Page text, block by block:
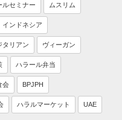
ルセミナー ムスリム
インドネシア
タリアン ヴィーガン
ハラール弁当
会 BPJPH
ハラルマーケット UAE